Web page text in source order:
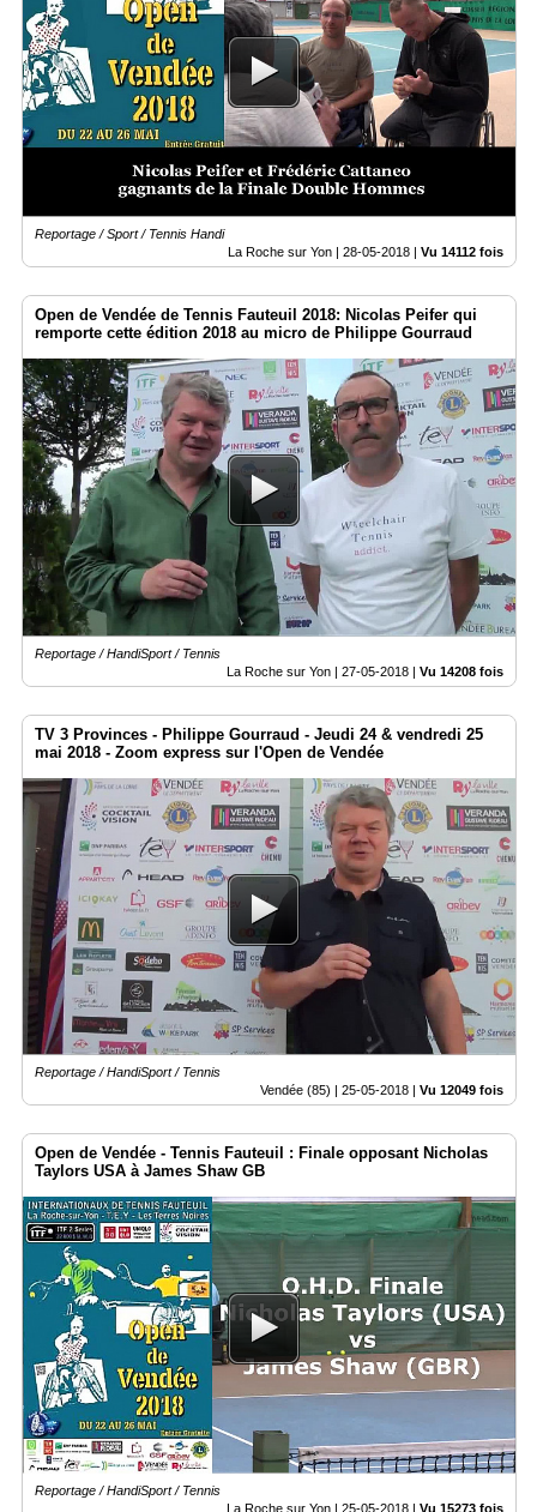
Reportage / Sport / Tennis Handi
La Roche sur Yon | 28-05-2018 Vu 14112 fois
Open de Vendée de Tennis Fauteuil 2018: Nicolas Peifer qui
remporte cette édition 2018 au micro de Philippe Gourraud
Reportage / HandiSport / Tennis
La Roche sur Yon | 27-05-2018 | Vu 14208 fois
TV 3 Provinces - Philippe Gourraud - Jeudi 24 & vendredi 25
mai 2018 - Zoom express sur l'Open de Vendée
Reportage / HandiSport / Tennis
Vendée (85) | 25-05-2018 | Vu 12049 fois
Open de Vendée - Tennis Fauteuil : Finale opposant Nicholas
Taylors USA à James Shaw GB
Reportage / HandiSport / Tennis
La Roche sur Yon | 25-05-2018 Vu 15273 fois